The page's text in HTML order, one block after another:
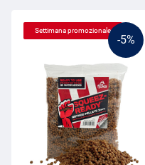
-5%
Settimana promozionale